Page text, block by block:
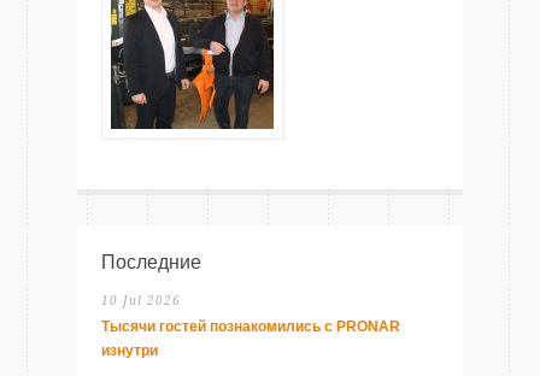
Последние
10 Jul 2026
Тысячи гостей познакомились с PRONAR
изнутри